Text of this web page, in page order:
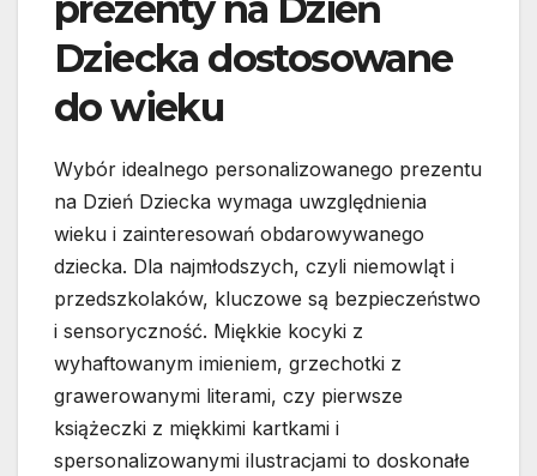
Dziecka dostosowane
do wieku
Wybór idealnego personalizowanego prezentu
na Dzień Dziecka wymaga uwzględnienia
wieku i zainteresowań obdarowywanego
dziecka. Dla najmłodszych, czyli niemowląt i
przedszkolaków, kluczowe są bezpieczeństwo
i sensoryczność. Miękkie kocyki z
wyhaftowanym imieniem, grzechotki z
grawerowanymi literami, czy pierwsze
książeczki z miękkimi kartkami i
spersonalizowanymi ilustracjami to doskonałe